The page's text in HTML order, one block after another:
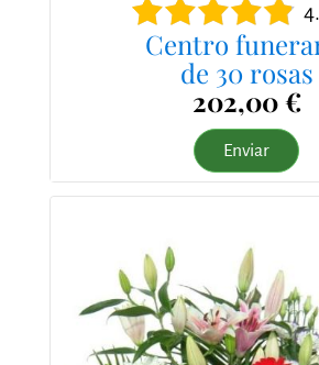
Centro
de 30 rosas
202,00 €
Enviar